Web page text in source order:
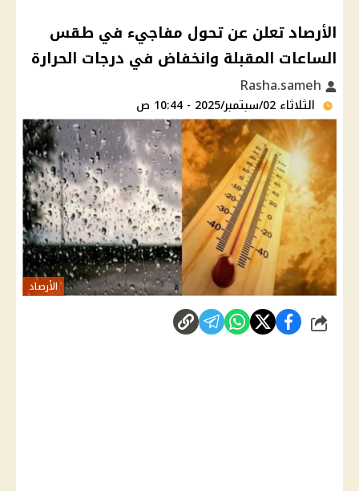
الأرصاد تعلن عن تحول مفاجيء في طقس
الساعات المقبلة وانخفاض في درجات الحرارة
الثلاثاء 02/سبتمبر/2025 - 10:44 ص
الأرصاد
شارك